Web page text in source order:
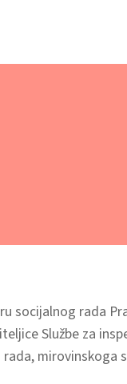
socijalnog rada
Službe za
mirovinskoga